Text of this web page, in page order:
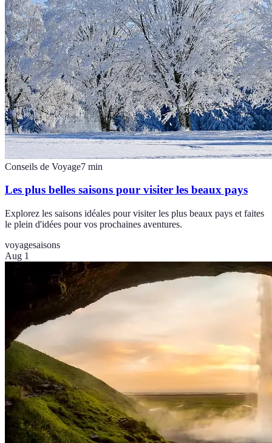
Conseils de Voyage7 min
Les plus belles saisons pour visiter les beaux pays
Explorez les saisons idéales pour visiter les plus beaux pays et faites
le plein d'idées pour vos prochaines aventures.
voyagesaisons
Aug 1